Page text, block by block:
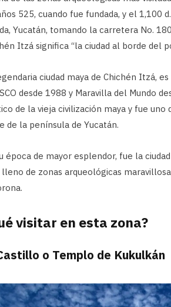
525, cuando fue fundada, y el 1,100
Yucatán, tomando la carretera No.
Itzá significa “la ciudad al borde del
ciudad maya de Chichén Itzá,
desde 1988 y Maravilla del Mundo
de la vieja civilización maya y fue
de la península de Yucatán.
época de mayor esplendor, fue la
de zonas arqueológicas
visitar en esta zona?
o Templo de Kukulkán